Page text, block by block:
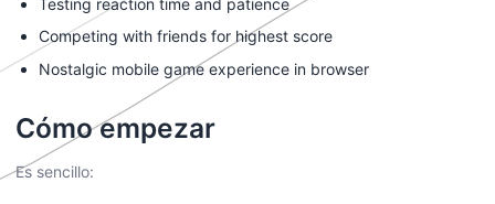
Competing with friends for highest score
Nostalgic mobile game experience in browser
Cómo empezar
Es sencillo: